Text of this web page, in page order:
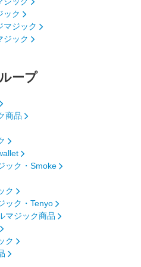
ック
マジック
ジック
ープ
商品
ック・Smoke
ク
ック・Tenyo
マジック商品
ク